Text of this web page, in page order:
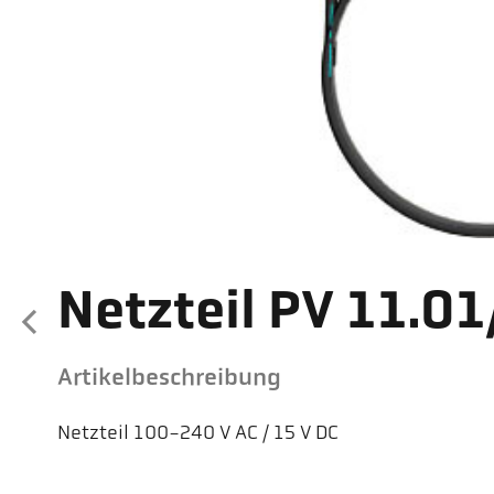
Netzteil PV
Artikelbeschreibung
Netzteil 100-240 V AC / 15 V DC